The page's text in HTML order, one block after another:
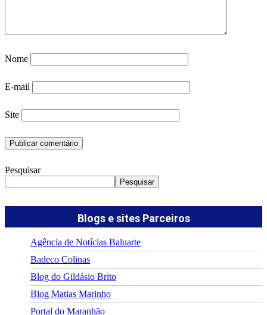
Nome
E-mail
Site
Pesquisar
Pesquisar
Blogs e sites Parceiros
Agência de Notícias Baluarte
Badeco Colinas
Blog do Gildásio Brito
Blog Matias Marinho
Portal do Maranhão